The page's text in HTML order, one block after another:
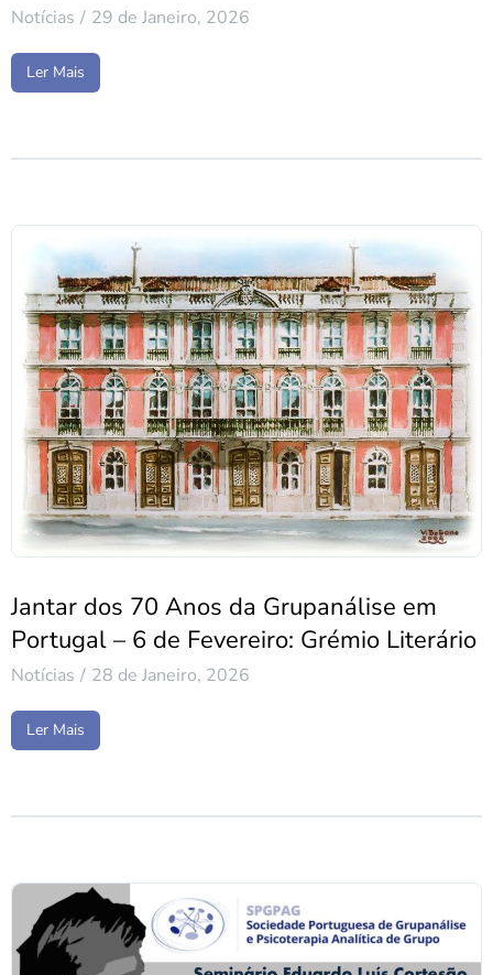
Notícias 29 de Janeiro, 2026
Ler Mais
Jantar dos 70 Anos da Grupanálise em
Portugal – 6 de Fevereiro: Grémio Literário
Notícias 28 de Janeiro, 2026
Ler Mais